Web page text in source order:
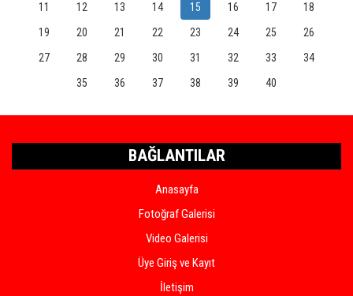
11
12 13 14 15 16 17
18
19
20 21 22 23 24 25
26
27
28 29 30 31 32 33
34
35
36 37 38 39 40
BAĞLANTILAR
Anasayfa
Fotoğraf Galerisi
Video Galerisi
Üye Giriş ve Kayıt
İletişim